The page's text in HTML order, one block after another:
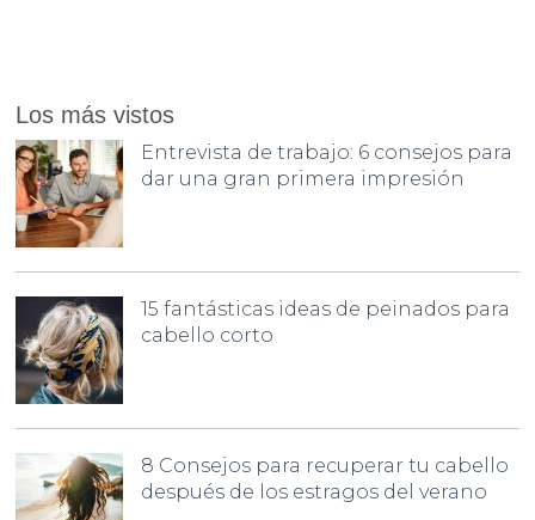
Los más vistos
Entrevista de trabajo: 6 consejos para
dar una gran primera impresión
15 fantásticas ideas de peinados para
cabello corto
8 Consejos para recuperar tu cabello
después de los estragos del verano